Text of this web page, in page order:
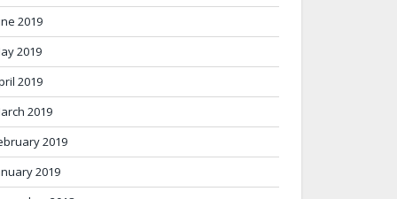
2019
2019
2019
2019
2019
2019